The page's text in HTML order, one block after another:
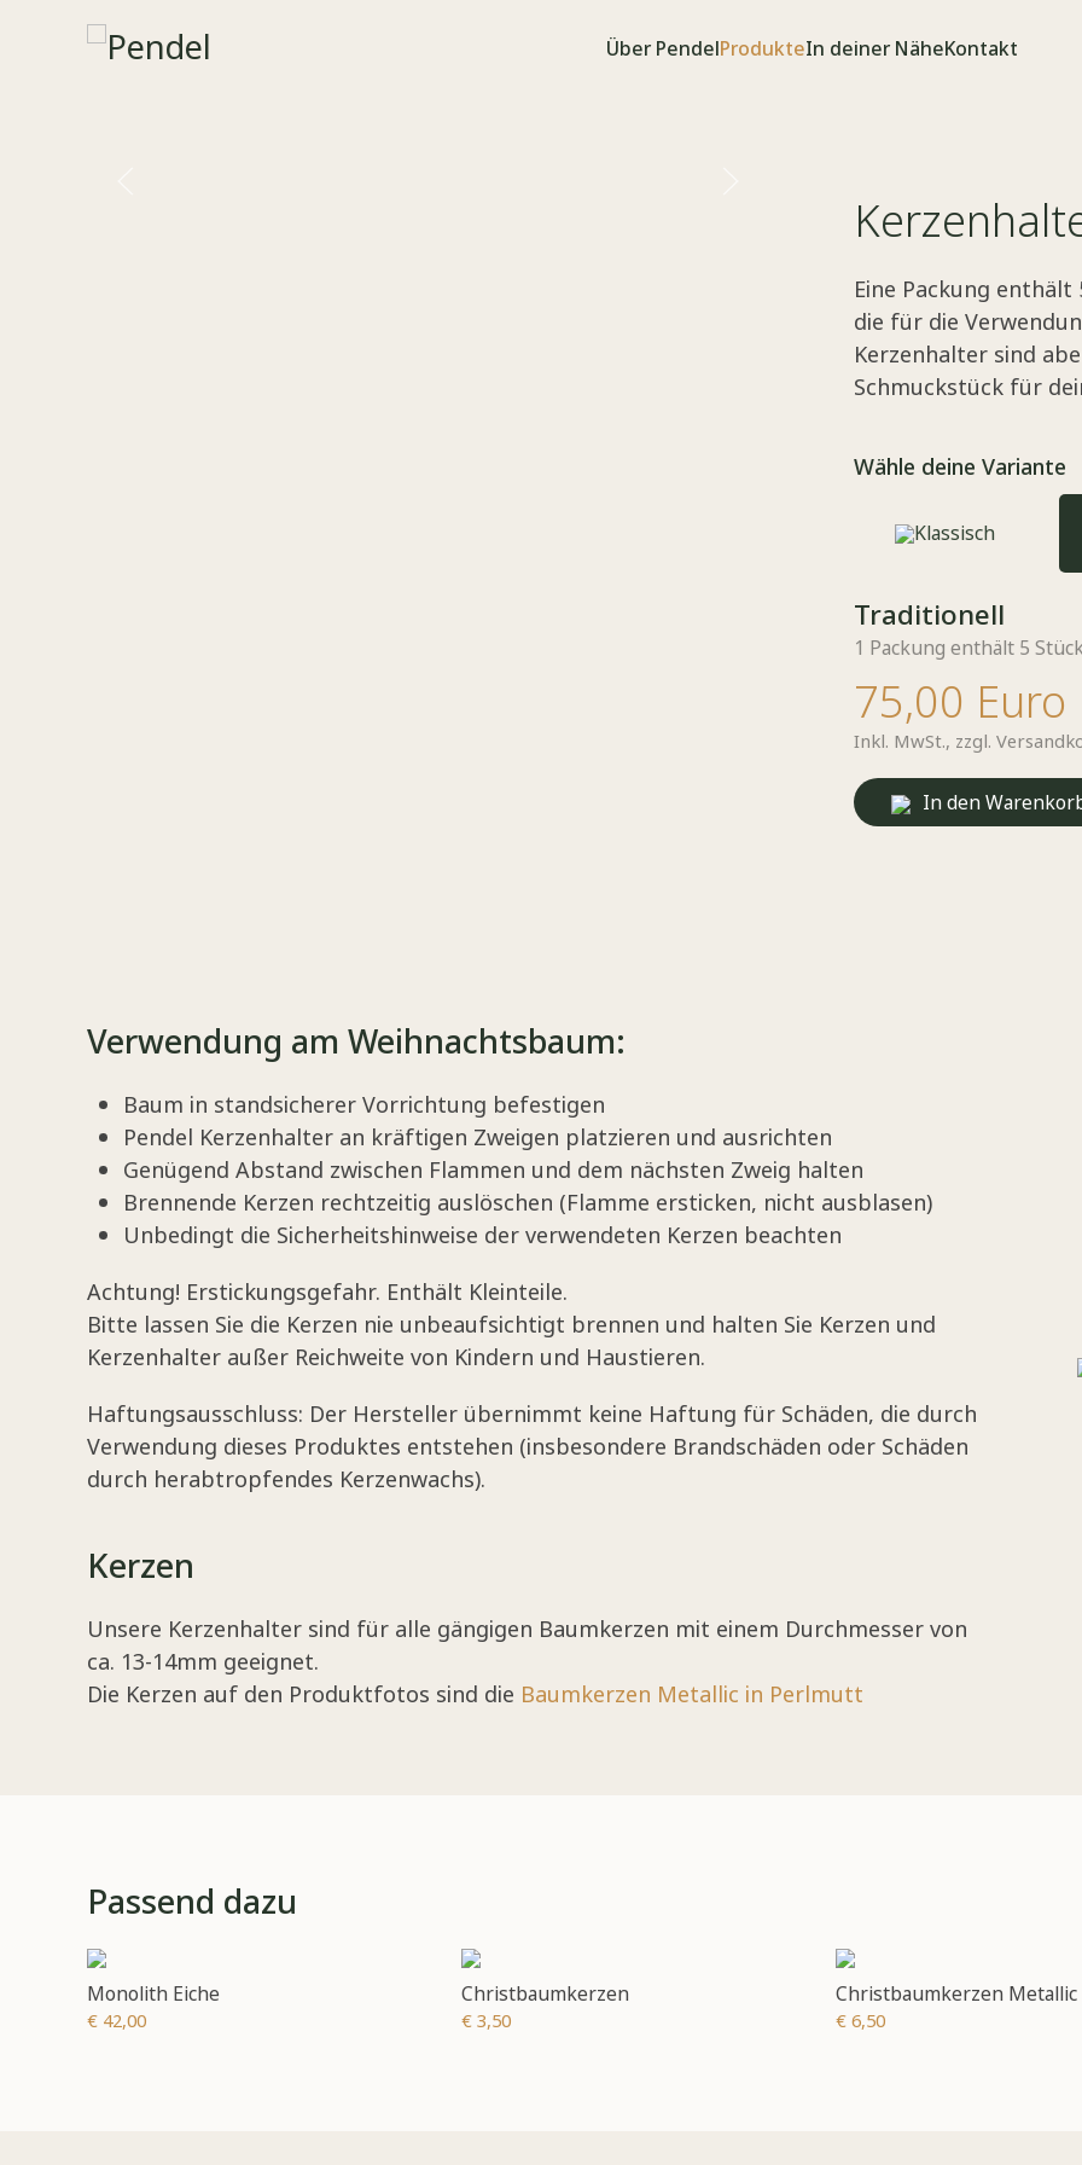
Über PendelProdukteIn deiner NäheKontakt
Eine Packung
die für die
Kerzenhalter sind
Schmuckstück für
Wähle deine Variante
Klassisch
Traditionell
1 Packung enthält 5
75,00 Euro
Inkl. MwSt., zzgl.
In den
Verwendung am Weihnachtsbaum:
Baum in standsicherer Vorrichtung befestigen
Pendel Kerzenhalter an kräftigen Zweigen platzieren und ausrichten
Genügend Abstand zwischen Flammen und dem nächsten Zweig halten
Brennende Kerzen rechtzeitig auslöschen (Flamme ersticken, nicht ausblasen)
Unbedingt die Sicherheitshinweise der verwendeten Kerzen beachten
Achtung! Erstickungsgefahr. Enthält Kleinteile.
Bitte lassen Sie die Kerzen nie unbeaufsichtigt brennen und halten Sie Kerzen und
Kerzenhalter außer Reichweite von Kindern und Haustieren.
Haftungsausschluss: Der Hersteller übernimmt keine Haftung für Schäden, die durch
Verwendung dieses Produktes entstehen (insbesondere Brandschäden oder Schäden
durch herabtropfendes Kerzenwachs).
Kerzen
Unsere Kerzenhalter sind für alle gängigen Baumkerzen mit einem Durchmesser von
ca. 13-14mm geeignet.
Die Kerzen auf den Produktfotos sind die Baumkerzen Metallic in Perlmutt
Passend dazu
Monolith Eiche
€ 42,00
Christbaumkerzen
€ 3,50
Christbaumkerzen Metallic
€ 6,50